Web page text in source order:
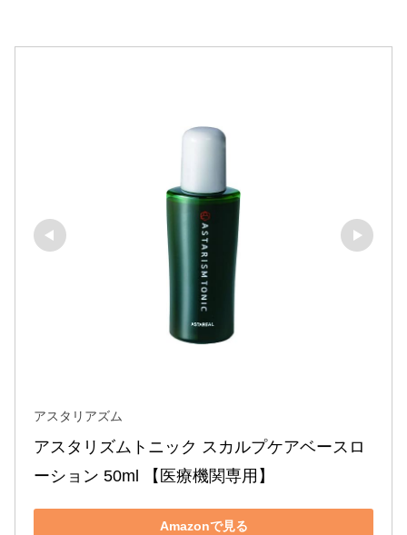
アスタリアズム
アスタリズムトニック スカルプケアベースロ
ーション 50ml 【医療機関専用】
Amazonで見る